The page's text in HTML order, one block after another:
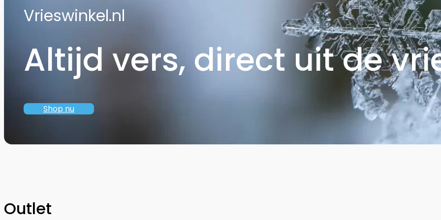
Vrieswinkel.nl
Altijd vers, direct uit de
Shop nu
Outlet